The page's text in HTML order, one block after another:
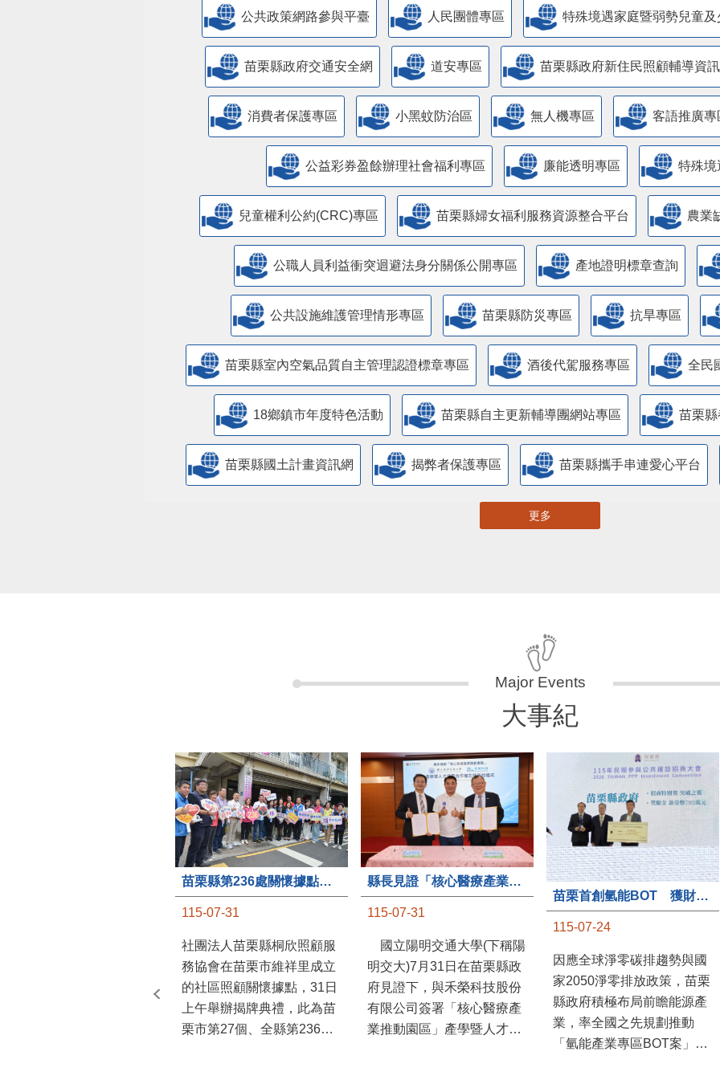
公共政策網路參與平臺 人民團體專區 特殊境遇家庭暨弱勢兒童
苗栗縣政府交通安全網 道安專區 苗栗縣政府新住民照顧輔導資
消費者保護專區 小黑蚊防治區 無人機專區 客語推廣專
公益彩券盈餘辦理社會福利專區 廉能透明專區 特殊境
兒童權利公約(CRC)專區 苗栗縣婦女福利服務資源整合平台 農業
公職人員利益衝突迴避法身分關係公開專區 產地證明標章查詢
​公共設施維護管理情形專區 苗栗縣防災專區 抗旱專區
苗栗縣室內空氣品質自主管理認證標章專區 酒後代駕服務專區 全民
18鄉鎮市年度特色活動 苗栗縣自主更新輔導團網站專區 苗栗
苗栗縣國土計畫資訊網 揭弊者保護專區 苗栗縣攜手串連愛心平台
更多
大事紀
苗栗縣第236處關懷據點在苗栗市維祥里揭牌
115-07-31
社團法人苗栗縣桐欣照顧服
務協會在苗栗市維祥里成立
的社區照顧關懷據點，31日
上午舉辦揭牌典禮，此為苗
栗市第27個、全縣第236處
縣長見證「核心醫療產業推動園區」產學合作簽約儀式
115-07-31
國立陽明交通大學(下稱陽
明交大)7月31日在苗栗縣政
府見證下，與禾榮科技股份
有限公司簽署「核心醫療產
業推動園區」產學暨人才培
苗栗首創氫能BOT 獲財政部「突破之翼」肯定
115-07-24
因應全球淨零碳排趨勢與國
家2050淨零排放政策，苗栗
縣政府積極布局前瞻能源產
業，率全國之先規劃推動
「氫能產業專區BOT案」，